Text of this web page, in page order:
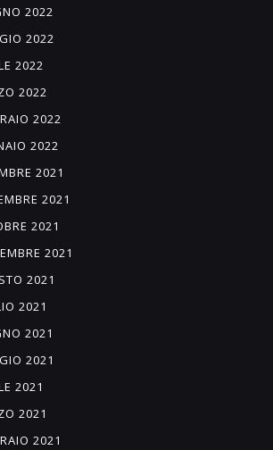
2022
2022
2022
2022
2022
2022
2021
2021
2021
2021
2021
2021
2021
2021
2021
2021
2021